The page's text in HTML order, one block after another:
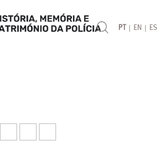
PT | EN | ES